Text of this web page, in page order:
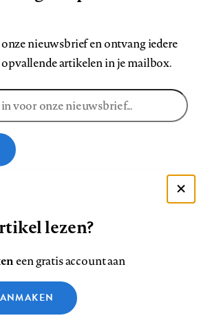
nieuwsbrief en ontvang iedere
opvallende artikelen in je mailbox.
ons
op
Instagram
ons
op
YouTube
ons
Privacy
Medische vragen verdienen
lezen?
een gratis account aan